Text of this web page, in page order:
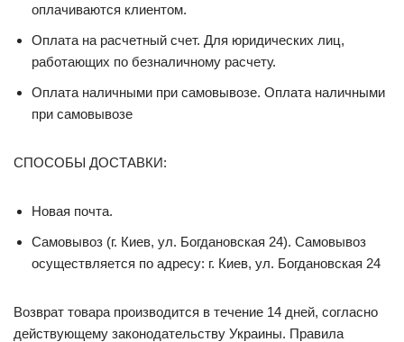
оплачиваются клиентом.
Оплата на расчетный счет. Для юридических лиц,
работающих по безналичному расчету.
Оплата наличными при самовывозе. Оплата наличными
при самовывозе
СПОСОБЫ ДОСТАВКИ:
Новая почта.
Самовывоз (г. Киев, ул. Богдановская 24). Самовывоз
осуществляется по адресу: г. Киев, ул. Богдановская 24
Возврат товара производится в течение 14 дней, согласно
действующему законодательству Украины. Правила